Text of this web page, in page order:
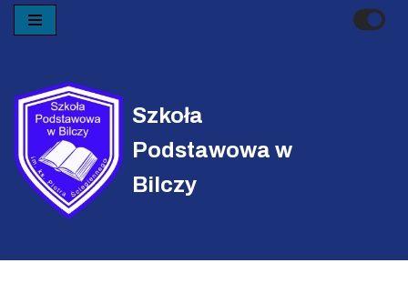
treści
Szkoła
Podstawowa w
Bilczy